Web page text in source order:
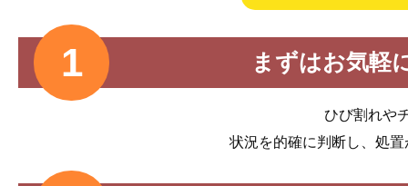
まずはお気軽
ひび割れや
状況を的確に判断し、処